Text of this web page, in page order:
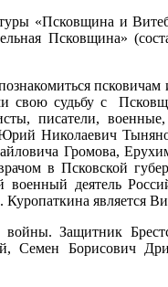
«Псковщина и
Псковщина»
свою судьбу с
писатели,
Николаевич
Громова,
в Псковской
деятель
является
войны. Защитник
Семен Борисович